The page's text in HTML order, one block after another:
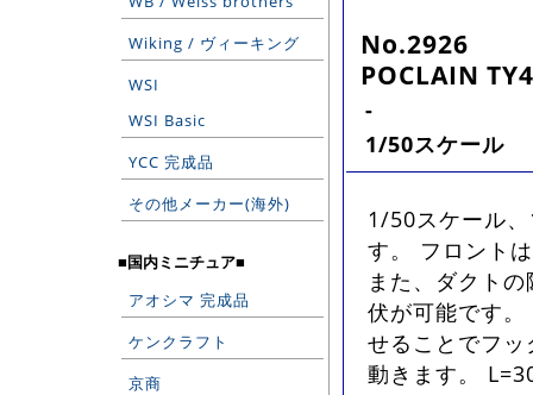
Wiking / ヴィーキング
WSI
WSI Basic
YCC 完成品
その他メーカー(海外)
■国内ミニチュア■
アオシマ 完成品
ケンクラフト
京商
No.2926
POCLAIN
-
1/50スケール
1/50スケール
す。 フロント
また、ダクト
伏が可能です
せることでフ
動きます。